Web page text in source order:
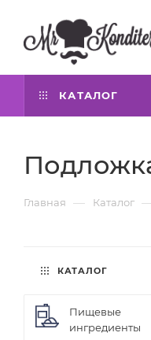
КАТАЛОГ
Главная — Каталог
КАТАЛОГ
Пищевые
ингредиенты